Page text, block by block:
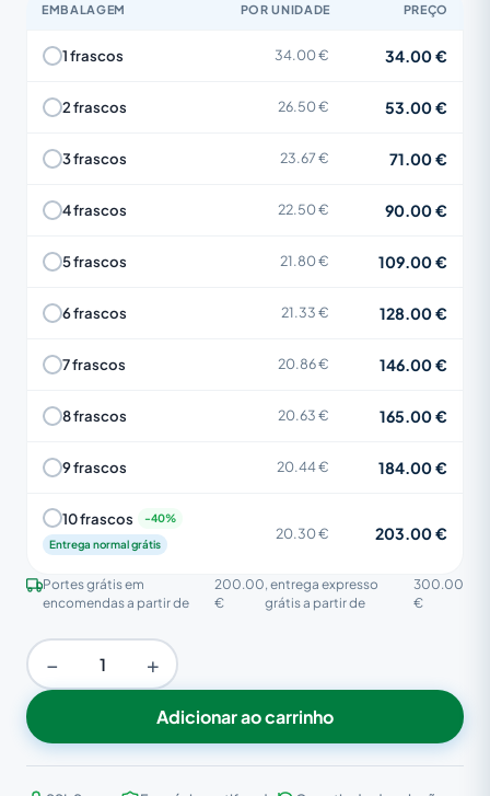
EMBALAGEM POR UNIDADE PREÇO
1 frascos 34.00 € 34.00 €
2 frascos 26.50 € 53.00 €
3 frascos 23.67 € 71.00 €
4 frascos 22.50 € 90.00 €
5 frascos 21.80 € 109.00 €
6 frascos 21.33 € 128.00 €
7 frascos 20.86 € 146.00 €
8 frascos 20.63 € 165.00 €
9 frascos 20.44 € 184.00 €
10 frascos
Entrega normal grátis
20.30 € 203.00 €
Portes grátis em
encomendas a partir de
200.00
€
, entrega expresso
grátis a partir de
300.00
€
− +
Adicionar ao carrinho